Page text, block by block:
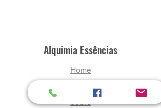
Alquimia Essências
Home
Sobre